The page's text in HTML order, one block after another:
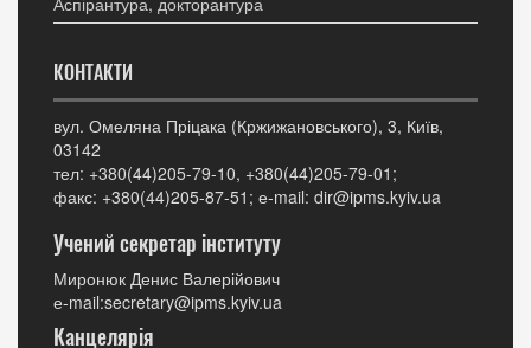
КОНТАКТИ
вул. Омеляна Пріцака (Кржижановського), 3, Київ,
03142
тел: +380(44)205-79-10, +380(44)205-79-01;
факс: +380(44)205-87-51; е-mail: dir@ipms.kyiv.ua
Учений секретар інституту
Миронюк Денис Валерійович
е-mail:secretary@ipms.kyiv.ua
Канцелярія